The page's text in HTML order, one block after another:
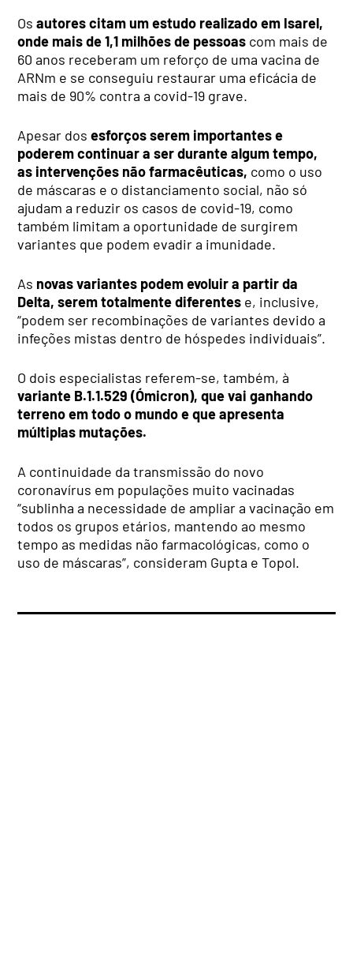
Os autores citam um estudo realizado em Isarel,
onde mais de 1,1 milhões de pessoas com mais de
60 anos receberam um reforço de uma vacina de
ARNm e se conseguiu restaurar uma eficácia de
mais de 90% contra a covid-19 grave.
Apesar dosesforços serem importantes e
poderem continuar a ser durante algum tempo,
as intervenções não farmacêuticas, como o uso
de máscaras e o distanciamento social, não só
ajudam a reduzir os casos de covid-19, como
também limitam a oportunidade de surgirem
variantes que podem evadir a imunidade.
As novas variantes podem evoluir a partir da
Delta, serem totalmente diferentes e, inclusive,
“podem ser recombinações de variantes devido a
infeções mistas dentro de hóspedes individuais”.
O dois especialistas referem-se, também, à
variante B.1.1.529 (Ómicron), que vai ganhando
terreno em todo o mundo e que apresenta
múltiplas mutações.
A continuidade da transmissão do novo
coronavírus em populações muito vacinadas
“sublinha a necessidade de ampliar a vacinação em
todos os grupos etários, mantendo ao mesmo
tempo as medidas não farmacológicas, como o
uso de máscaras”, consideram Gupta e Topol.